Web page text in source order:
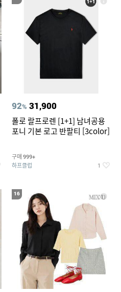
92% 31,900
폴로 랄프로렌 [1+1] 남녀공용
포니 기본 로고 반팔티 [3color]
구매 999+
하프클럽 1
16